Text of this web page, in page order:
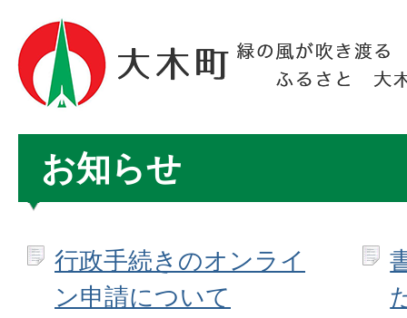
お知らせ
行政手続きのオンライ
ン申請について